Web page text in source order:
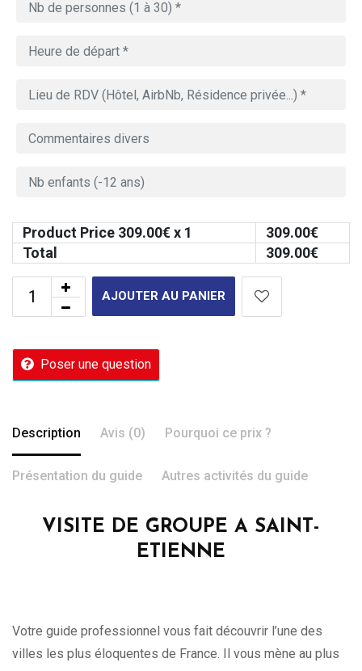
Product Price 309.00€ x 1 309.00€
Total
309.00€
AJOUTER AU PANIER
Poser une question
Description Avis (0) Pourquoi ce prix ?
Présentation du guide Autres activités du guide
VISITE DE GROUPE A SAINT-
ETIENNE
Votre guide professionnel vous fait découvrir l’une des
villes les plus éloquentes de France. Il vous mène au plus